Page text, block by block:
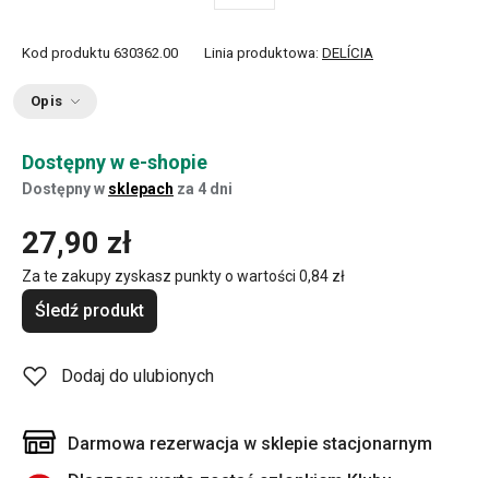
Kod produktu 630362.00 Linia produktowa: DELÍCIA
Opis
Dostępny w e-shopie
Dostępny w sklepach za 4 dni
27,90 zł
Za te zakupy zyskasz punkty o wartości 0,84 zł
Śledź produkt
Dodaj do ulubionych
Darmowa rezerwacja w sklepie stacjonarnym